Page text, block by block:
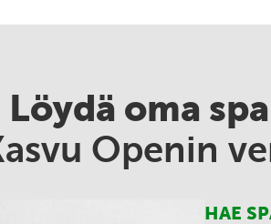
Löydä oma
Openin
HAE